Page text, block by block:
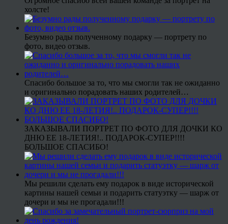
холсте!
Безумно рады полученному подарку — портрету по
фото, видео отзыв.
Спасибо большое за то, что мы смогли так не ожиданно
и оригинально порадовать наших родителей…
ЗАКАЗЫВАЛИ ПОРТРЕТ ПО ФОТО ДЛЯ ДОЧКИ КО
ДНЮ ЕЕ 18-ЛЕТИЯ!.. ПОДАРОК-СУПЕР!!!!
БОЛЬШОЕ СПАСИБО!
Мы решили сделать ему подарок в виде исторической
картины нашей семьи и подарить статуэтку — шарж от
дочери и мы не прогадали!!!